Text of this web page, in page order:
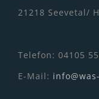
21218 Seevetal/
Telefon: 04105
E-Mail: